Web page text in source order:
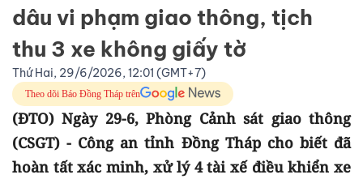
dâu vi phạm giao thông, tịch
thu 3 xe không giấy tờ
Thứ Hai, 29/6/2026, 12:01 (GMT+7)
Theo dõi Báo Đồng Tháp trên
(ĐTO) Ngày 29-6, Phòng Cảnh sát giao thông
(CSGT) - Công an tỉnh Đồng Tháp cho biết đã
hoàn tất xác minh, xử lý 4 tài xế điều khiển xe